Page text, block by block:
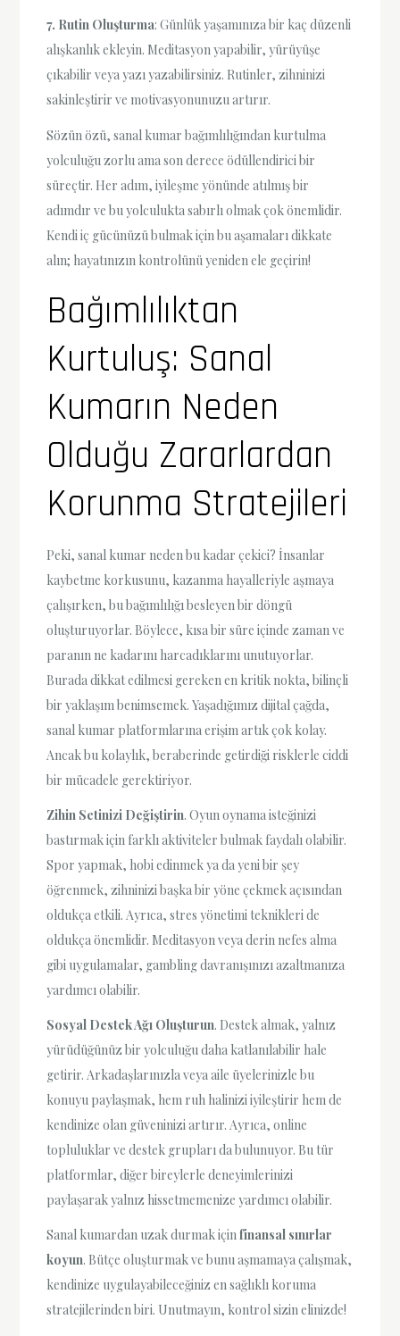
7. Rutin Oluşturma: Günlük yaşamınıza bir kaç düzenli
alışkanlık ekleyin. Meditasyon yapabilir, yürüyüşe
çıkabilir veya yazı yazabilirsiniz. Rutinler, zihninizi
sakinleştirir ve motivasyonunuzu artırır.
Sözün özü, sanal kumar bağımlılığından kurtulma
yolculuğu zorlu ama son derece ödüllendirici bir
süreçtir. Her adım, iyileşme yönünde atılmış bir
adımdır ve bu yolculukta sabırlı olmak çok önemlidir.
Kendi iç gücünüzü bulmak için bu aşamaları dikkate
alın; hayatınızın kontrolünü yeniden ele geçirin!
Bağımlılıktan
Kurtuluş: Sanal
Kumarın Neden
Olduğu Zararlardan
Korunma Stratejileri
Peki, sanal kumar neden bu kadar çekici? İnsanlar
kaybetme korkusunu, kazanma hayalleriyle aşmaya
çalışırken, bu bağımlılığı besleyen bir döngü
oluşturuyorlar. Böylece, kısa bir süre içinde zaman ve
paranın ne kadarını harcadıklarını unutuyorlar.
Burada dikkat edilmesi gereken en kritik nokta, bilinçli
bir yaklaşım benimsemek. Yaşadığımız dijital çağda,
sanal kumar platformlarına erişim artık çok kolay.
Ancak bu kolaylık, beraberinde getirdiği risklerle ciddi
bir mücadele gerektiriyor.
Zihin Setinizi Değiştirin. Oyun oynama isteğinizi
bastırmak için farklı aktiviteler bulmak faydalı olabilir.
Spor yapmak, hobi edinmek ya da yeni bir şey
öğrenmek, zihninizi başka bir yöne çekmek açısından
oldukça etkili. Ayrıca, stres yönetimi teknikleri de
oldukça önemlidir. Meditasyon veya derin nefes alma
gibi uygulamalar, gambling davranışınızı azaltmanıza
yardımcı olabilir.
Sosyal Destek Ağı Oluşturun. Destek almak, yalnız
yürüdüğünüz bir yolculuğu daha katlanılabilir hale
getirir. Arkadaşlarınızla veya aile üyelerinizle bu
konuyu paylaşmak, hem ruh halinizi iyileştirir hem de
kendinize olan güveninizi artırır. Ayrıca, online
topluluklar ve destek grupları da bulunuyor. Bu tür
platformlar, diğer bireylerle deneyimlerinizi
paylaşarak yalnız hissetmemenize yardımcı olabilir.
Sanal kumardan uzak durmak içinfinansal sınırlar
koyun. Bütçe oluşturmak ve bunu aşmamaya çalışmak,
kendinize uygulayabileceğiniz en sağlıklı koruma
stratejilerinden biri. Unutmayın, kontrol sizin elinizde!